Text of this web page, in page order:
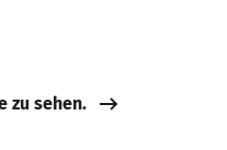
zu sehen.